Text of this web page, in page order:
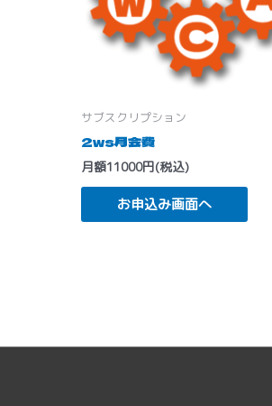
サブスクリプション
2ws月会費
月額11000円(税込)
お申込み画面へ